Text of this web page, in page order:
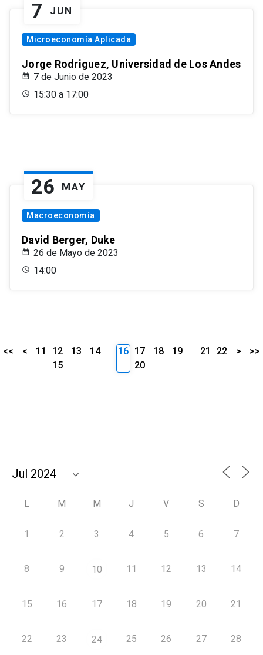
7 JUN
Microeconomía Aplicada
Jorge Rodriguez, Universidad de Los Andes
7 de Junio de 2023
15:30 a 17:00
26 MAY
Macroeconomía
David Berger, Duke
26 de Mayo de 2023
14:00
<< < 11 12 13
14
15
16 17 18
19
20
21 22 > >>
L M M J V S D
1 2 3 4 5 6 7
8 9 10 11 12 13 14
15 16 17 18 19 20 21
22 23 24 25 26 27 28